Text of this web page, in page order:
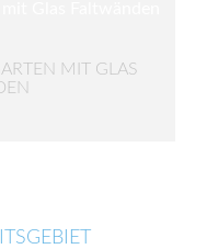
MIT GLAS